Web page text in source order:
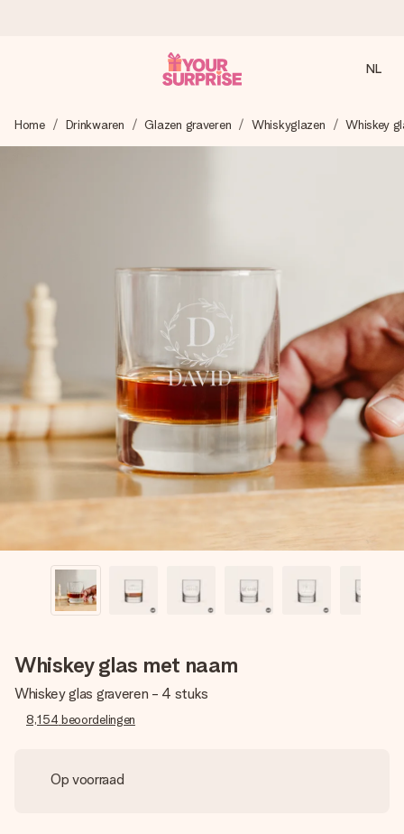
We maken jouw cadeau met zorg en zorgen dat het
razendsnel onderweg is - zodat jij kunt geven op precies
Onze cadeaus worden gewaardeerd. Klanten beoordelen
ons met een 4,7 op Google Reviews
Gratis wenskaartje
Je maakt in een paar stappen iets unieks – met haar naam,
jullie foto of een boodschap die raakt. Zonder gedoe, maar
met alle aandacht voor het moment.
NL
Home Drinkwaren Glazen graveren Whiskyglazen Whiskey
Whiskey glas met naam
Whiskey glas graveren - 4 stuks
8,154 beoordelingen
Op voorraad